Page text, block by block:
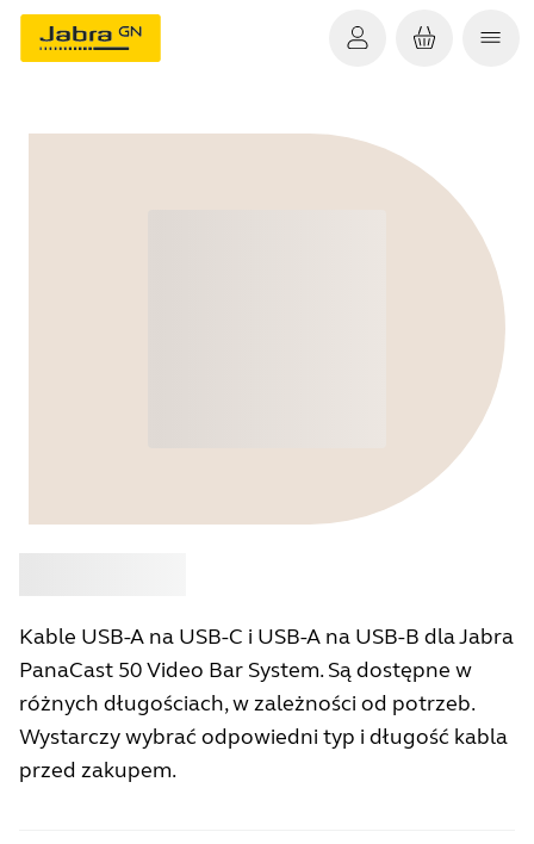
Kable USB-A na USB-C i USB-A na USB-B dla Jabra
PanaCast 50 Video Bar System. Są dostępne w
różnych długościach, w zależności od potrzeb.
Wystarczy wybrać odpowiedni typ i długość kabla
przed zakupem.